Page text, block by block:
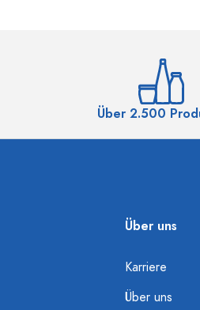
Über 2.500
Über uns
Karriere
Über uns